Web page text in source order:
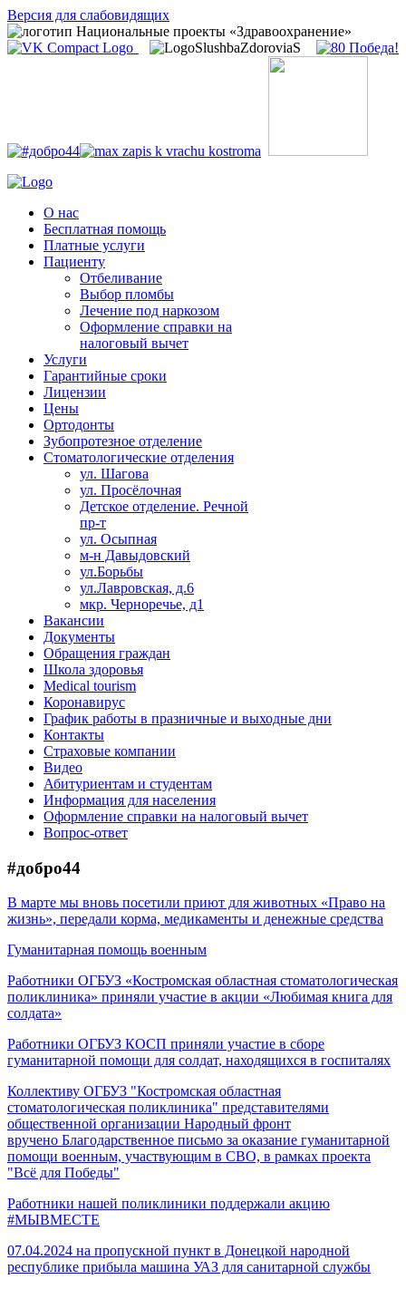
Версия для слабовидящих
О нас
Бесплатная помощь
Платные услуги
Пациенту
Отбеливание
Выбор пломбы
Лечение под наркозом
Оформление справки на
налоговый вычет
Услуги
Гарантийные сроки
Лицензии
Цены
Ортодонты
Зубопротезное отделение
Стоматологические отделения
ул. Шагова
ул. Просёлочная
Детское отделение. Речной
пр-т
ул. Осыпная
м-н Давыдовский
ул.Борьбы
ул.Лавровская, д.6
мкр. Черноречье, д1
Вакансии
Документы
Обращения граждан
Школа здоровья
Medical tourism
Коронавирус
График работы в празничные и выходные дни
Контакты
Страховые компании
Видео
Абитуриентам и студентам
Информация для населения
Оформление справки на налоговый вычет
Вопрос-ответ
#добро44
В марте мы вновь посетили приют для животных «Право на
жизнь», передали корма, медикаменты и денежные средства
Гуманитарная помощь военным
Работники ОГБУЗ «Костромская областная стоматологическая
поликлиника» приняли участие в акции «Любимая книга для
солдата»
Работники ОГБУЗ КОСП приняли участие в сборе
гуманитарной помощи для солдат, находящихся в госпиталях
Коллективу ОГБУЗ "Костромская областная
стоматологическая поликлиника" представителями
общественной организации Народный фронт
вручено Благодарственное письмо за оказание гуманитарной
помощи военным, участвующим в СВО, в рамках проекта
"Всё для Победы"
Работники нашей поликлиники поддержали акцию
#МЫВМЕСТЕ
07.04.2024 на пропускной пункт в Донецкой народной
республике прибыла машина УАЗ для санитарной службы